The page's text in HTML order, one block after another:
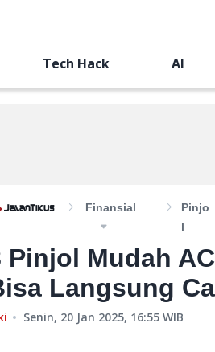
Tech Hack AI
Finansial
Pinjo
L
Pinjol Mudah
Langsung
Senin, 20 Jan 2025, 16:55 WIB